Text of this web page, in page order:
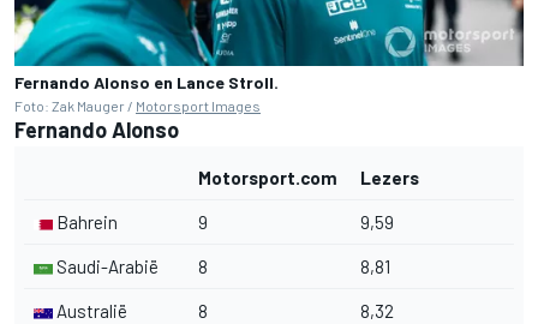
Fernando Alonso en Lance Stroll.
Foto: Zak Mauger / Motorsport Images
Fernando Alonso
Motorsport.com Lezers
Bahrein 9 9,59
Saudi-Arabië 8 8,81
Australië 8 8,32